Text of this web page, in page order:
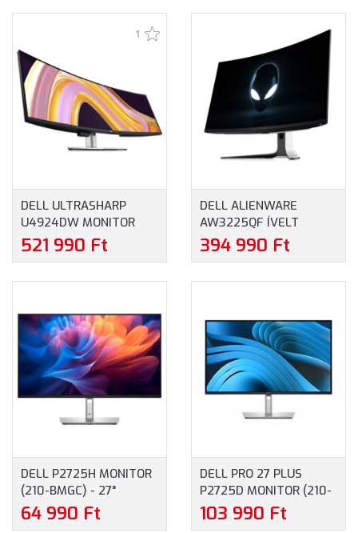
1
DELL ULTRASHARP
U4924DW MONITOR
(210-BGTX) - 49" DUAL
QHD (5120 X 1440), IPS,
FEKETE SZÍNBEN
521 990 Ft
DELL ALIENWARE
AW3225QF ÍVELT
GAMER MONITOR (210-
BLLV) - 31.6"
DISPLAYPORT, USB, 3 ÉV
GARANCIA, SZÜRKE
SZÍNBEN
394 990 Ft
DELL P2725H MONITOR
(210-BMGC) - 27"
FULLHD (1920X1080),
IPS, 1500:1, 250CD, 8MS,
64 990 Ft
DELL PRO 27 PLUS
P2725D MONITOR (210-
BRDL) - 27" QHD
(2560X1440), IPS, 16:9,
103 990 Ft